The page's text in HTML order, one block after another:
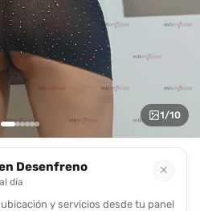
1/10
Desenfreno
día
✕
y servicios desde tu panel